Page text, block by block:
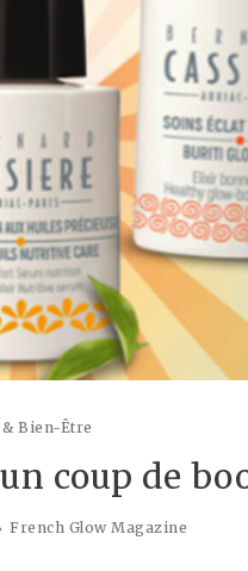
& Bien-Être
coup de
French Glow Magazine